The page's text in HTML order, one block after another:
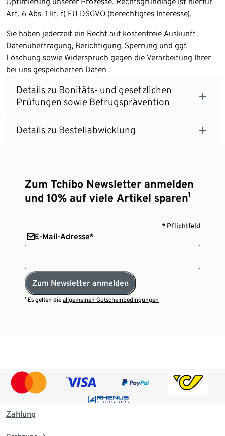
Art. 6 Abs. 1 lit. f) EU DSGVO (berechtigtes Interesse).
Sie haben jederzeit ein Recht auf kostenfreie Auskunft,
Datenübertragung, Berichtigung, Sperrung und ggf.
Löschung sowie Widerspruch gegen die Verarbeitung Ihrer
bei uns gespeicherten Daten .
Details zu Bonitäts- und gesetzlichen
Prüfungen sowie Betrugsprävention
Details zu Bestellabwicklung
Zum Tchibo Newsletter anmelden
und 10% auf viele Artikel sparen¹
* Pflichtfeld
E-Mail-Adresse*
Zum Newsletter anmelden
¹ Es gelten dieallgemeinen Gutscheinbedingungen
Zahlung